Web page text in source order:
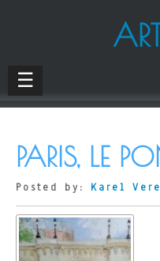
☰
PARIS, LE
Posted by: Karel